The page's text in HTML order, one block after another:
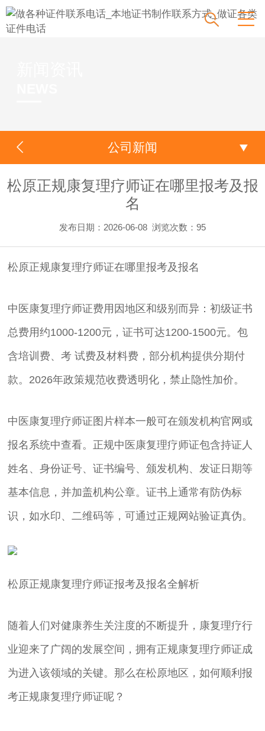
公司新闻
松原正规康复理疗师证在哪里报考及报
名
发布日期：2026-06-08 浏览次数：95
松原正规康复理疗师证在哪里报考及报名
‌中医康复理疗师证费用因地区和级别而异：初级证书
总费用约1000-1200元，证书可达1200-1500元。包
含培训费、考 试费及材料费，部分机构提供分期付
款。2026年政策规范收费透明化，禁止隐性加价。
中医康复理疗师证图片样本一般可在颁发机构官网或
报名系统中查看。正规中医康复理疗师证包含持证人
姓名、身份证号、证书编号、颁发机构、发证日期等
基本信息，并加盖机构公章。证书上通常有防伪标
识，如水印、二维码等，可通过正规网站验证真伪。
松原正规康复理疗师证报考及报名全解析
随着人们对健康养生关注度的不断提升，康复理疗行
业迎来了广阔的发展空间，拥有正规康复理疗师证成
为进入该领域的关键。那么在松原地区，如何顺利报
考正规康复理疗师证呢？